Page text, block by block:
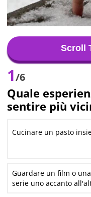
Scroll
1/6
Quale
sentire più
Cucinare un pasto
Guardare un film o una
serie uno accanto